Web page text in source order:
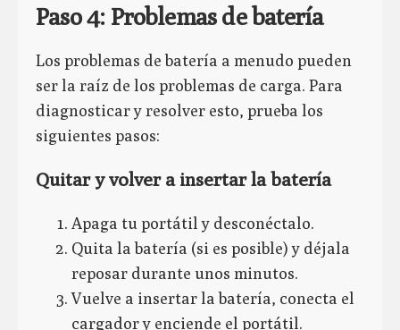
Paso 4: Problemas de batería
Los problemas de batería a menudo pueden
ser la raíz de los problemas de carga. Para
diagnosticar y resolver esto, prueba los
siguientes pasos:
Quitar y volver a insertar la batería
Apaga tu portátil y desconéctalo.
Quita la batería (si es posible) y déjala
reposar durante unos minutos.
Vuelve a insertar la batería, conecta el
cargador y enciende el portátil.